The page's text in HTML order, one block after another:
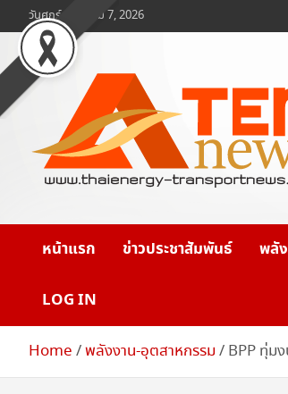
to
content
วันศุกร์, สิงหาคม 7, 2026
www.ten-
หน้าแรก ข่าวประชาสัมพันธ์ พลั
LOG IN
Home พลังงาน-อุตสาหกรรม BPP ทุ่ม